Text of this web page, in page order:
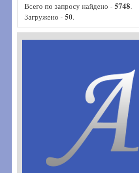
Всего по запросу найдено - 5748.
Загружено - 50.